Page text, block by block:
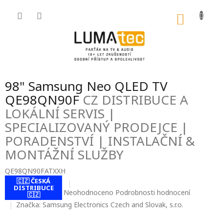
98" Samsung Neo QLED TV
QE98QN90FCZ DISTRIBUCE A
LOKÁLNÍ SERVIS |
SPECIALIZOVANÝ PRODEJCE |
PORADENSTVÍ | INSTALAČNÍ &
MONTÁŽNÍ SLUŽBY
QE98QN90FATXXH
🇨🇿 ČESKÁ
DISTRIBUCE
🇨🇿
Průměrné
hodnocení
produktu
Neohodnoceno Podrobnosti hodnocení
Značka: Samsung Electronics Czech and Slovak, s.r.o.